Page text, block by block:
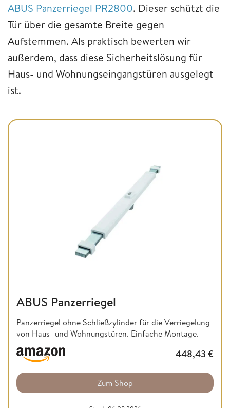
ABUS Panzerriegel PR2800. Dieser schützt die
Tür über die gesamte Breite gegen
Aufstemmen. Als praktisch bewerten wir
außerdem, dass diese Sicherheitslösung für
Haus- und Wohnungseingangstüren ausgelegt
ist.
ABUS Panzerriegel
Panzerriegel ohne Schließzylinder für die Verriegelung
von Haus- und Wohnungstüren. Einfache Montage.
448,43 €
Zum Shop